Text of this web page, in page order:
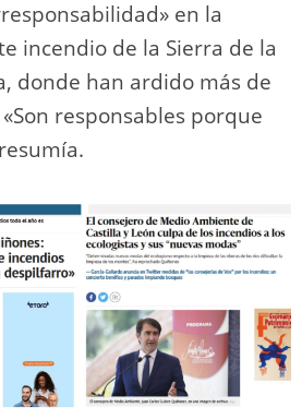
en la
incendio de la Sierra de la
donde han ardido más de
responsables porque